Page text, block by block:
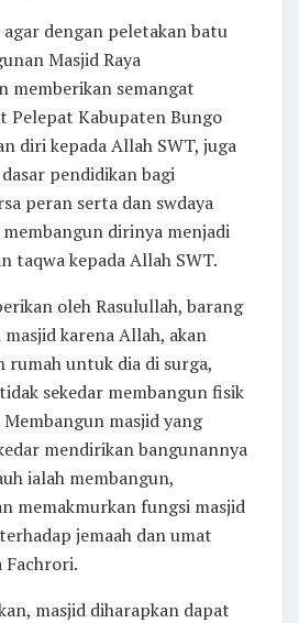
dengan peletakan batu
Masjid Raya
memberikan semangat
Pelepat Kabupaten Bungo
diri kepada Allah SWT, juga
pendidikan bagi
peran serta dan swdaya
dirinya menjadi
taqwa kepada Allah SWT.
oleh Rasulullah, barang
karena Allah, akan
rumah untuk dia di surga,
sekedar membangun fisik
masjid yang
mendirikan bangunannya
ialah membangun,
memakmurkan fungsi masjid
jemaah dan umat
Fachrori.
masjid diharapkan dapat